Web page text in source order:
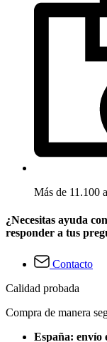
Más de 11.100
¿Necesitas ayuda
responder a tus
Contacto
Calidad probada
Compra de manera
España: envío